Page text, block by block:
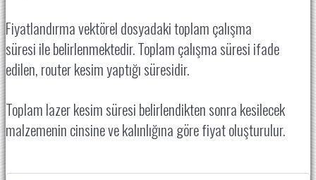
Fiyatlandırma vektörel dosyadaki toplam çalışma
süresi ile belirlenmektedir. Toplam çalışma süresi ifade
edilen, router kesim yaptığı süresidir.
Toplam lazer kesim süresi belirlendikten sonra kesilecek
malzemenin cinsine ve kalınlığına göre fiyat oluşturulur.